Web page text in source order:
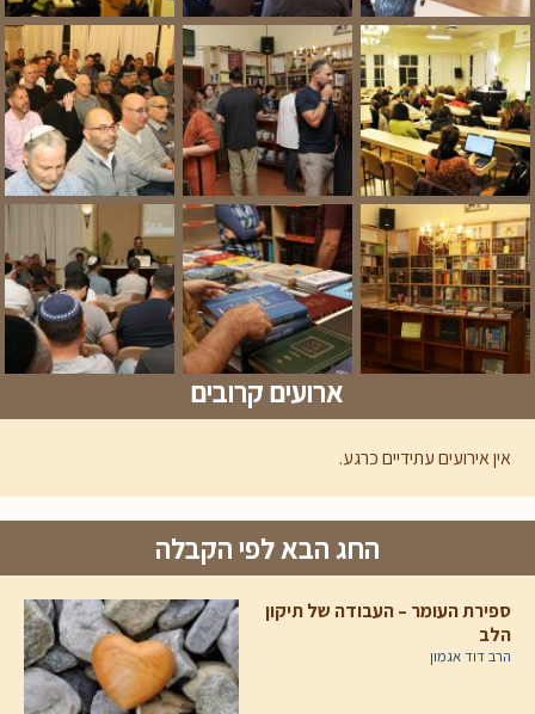
ארועים קרובים
אין אירועים עתידיים כרגע.
החג הבא לפי הקבלה
ספירת העומר – העבודה של תיקון
הלב
הרב דוד אגמון